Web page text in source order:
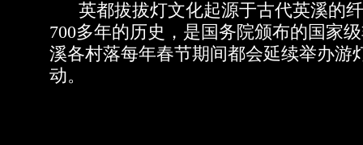
英都拔拔灯文化起源于古代英溪的
700多年的历史，是国务院颁布的国家
溪各村落每年春节期间都会延续举办游
动。